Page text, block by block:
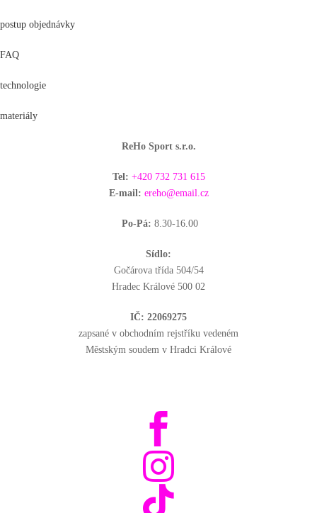
postup objednávky
FAQ
technologie
materiály
ReHo Sport s.r.o.
Tel: +420 732 731 615
E-mail: ereho@email.cz
Po-Pá: 8.30-16.00
Sídlo:
Gočárova třída 504/54
Hradec Králové 500 02
IČ: 22069275
zapsané v obchodním rejstříku vedeném
Městským soudem v Hradci Králové


